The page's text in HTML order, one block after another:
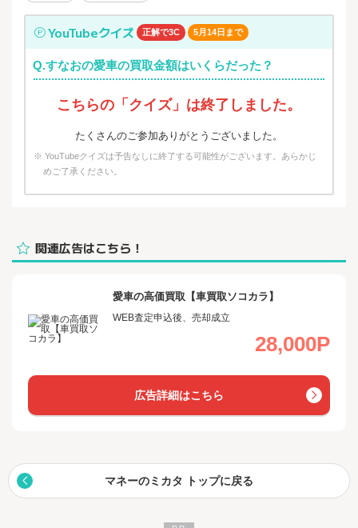
YouTubeクイズ 正解で3C 5月14日まで
Q.すなおの愛車の買取金額はいくらだった？
こちらの「クイズ」は終了しました。
たくさんのご参加ありがとうございました。
※ YouTubeクイズは予告なしに終了する可能性がございます。あらかじ
めご了承ください。
関連広告はこちら！
愛車の高価買取【車買取ソコカラ】
WEB査定申込後、売却成立
28,000P
広告詳細はこちら
マネーのミカタ トップに戻る